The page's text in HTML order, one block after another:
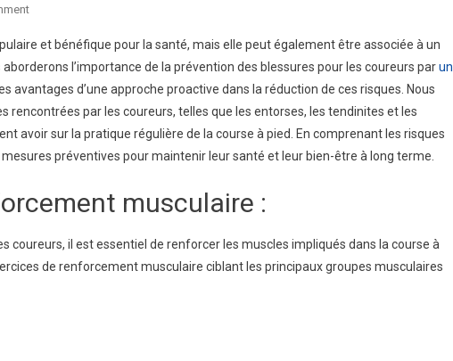
On
Meilleurs
Exercices
De
Prévention
Des
Blessures
Coureurs
et bénéfique pour la santé, mais elle peut également être associée à un
l’importance de la prévention des blessures pour les coureurs parun
avantages d’une approche proactive dans la réduction de ces risques. Nous
rencontrées par les coureurs, telles que les entorses, les tendinites et les
avoir sur la pratique régulière de la course à pied. En comprenant les risques
préventives pour maintenir leur santé et leur bien-être à long terme.
musculaire :
coureurs, il est essentiel de renforcer les muscles impliqués dans la course à
de renforcement musculaire ciblant les principaux groupes musculaires